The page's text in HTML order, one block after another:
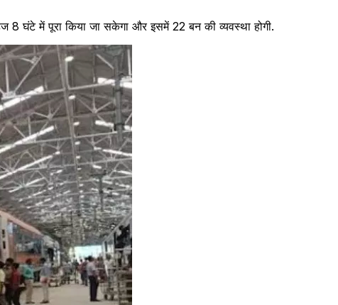
8 घंटे में पूरा किया जा सकेगा और इसमें 22 बन की व्यवस्था होगी.